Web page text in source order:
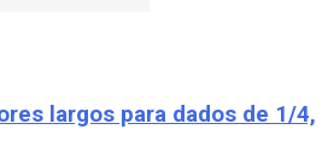
largos para dados de 1/4,